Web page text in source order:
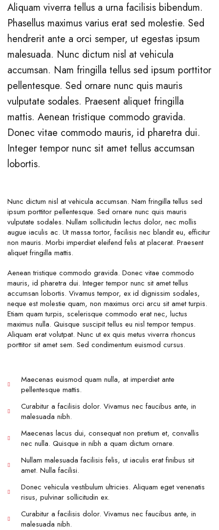
Aliquam viverra tellus a urna facilisis bibendum.
Phasellus maximus varius erat sed molestie. Sed
hendrerit ante a orci semper, ut egestas ipsum
malesuada. Nunc dictum nisl at vehicula
accumsan. Nam fringilla tellus sed ipsum porttitor
pellentesque. Sed ornare nunc quis mauris
vulputate sodales. Praesent aliquet fringilla
mattis. Aenean tristique commodo gravida.
Donec vitae commodo mauris, id pharetra dui.
Integer tempor nunc sit amet tellus accumsan
lobortis.
Nunc dictum nisl at vehicula accumsan. Nam fringilla tellus sed
ipsum porttitor pellentesque. Sed ornare nunc quis mauris
vulputate sodales. Nullam sollicitudin lectus dolor, nec mollis
augue iaculis ac. Ut massa tortor, facilisis nec blandit eu, efficitur
non mauris. Morbi imperdiet eleifend felis at placerat. Praesent
aliquet fringilla mattis.
Aenean tristique commodo gravida. Donec vitae commodo
mauris, id pharetra dui. Integer tempor nunc sit amet tellus
accumsan lobortis. Vivamus tempor, ex id dignissim sodales,
neque est molestie quam, non maximus orci arcu sit amet turpis.
Etiam quam turpis, scelerisque commodo erat nec, luctus
maximus nulla. Quisque suscipit tellus eu nisl tempor tempus.
Aliquam erat volutpat. Nunc ut ex quis metus viverra rhoncus
porttitor sit amet sem. Sed condimentum euismod cursus.
Maecenas euismod quam nulla, at imperdiet ante
pellentesque mattis.
Curabitur a facilisis dolor. Vivamus nec faucibus ante, in
malesuada nibh.
Maecenas lacus dui, consequat non pretium et, convallis
nec nulla. Quisque in nibh a quam dictum ornare.
Nullam malesuada facilisis felis, ut iaculis erat finibus sit
amet. Nulla facilisi.
Donec vehicula vestibulum ultricies. Aliquam eget venenatis
risus, pulvinar sollicitudin ex.
Curabitur a facilisis dolor. Vivamus nec faucibus ante, in
malesuada nibh.